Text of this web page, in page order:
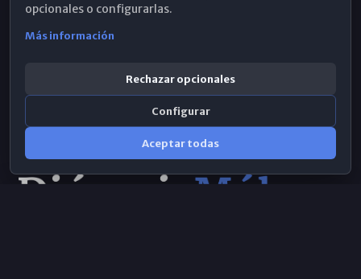
opcionales o configurarlas.
Más información
Rechazar opcionales
Configurar
Aceptar todas